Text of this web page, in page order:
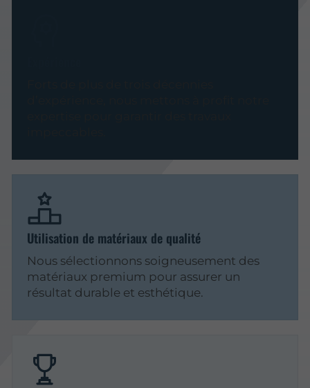
Utilisation de matériaux de qualité
Nous sélectionnons soigneusement des
matériaux premium pour assurer un
résultat durable et esthétique.